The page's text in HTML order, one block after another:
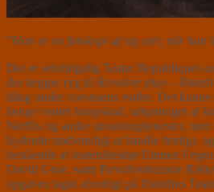
”Han er en fotokopi af sig selv, når han
Det er selvfølgelig Teater Republiques
der lægger ryg til Revolver play –
tiltag under coronaens svøbe. Det
længe ventet knopskud, udsprunget af
Netflix og andre streamingtjenester,
bydende nødvendigt at handle hurtigt,
bestående af teaterdirektør Emmet
David Grue, samt Revolverkurator
opgaven taget alvorligt på Østerbro